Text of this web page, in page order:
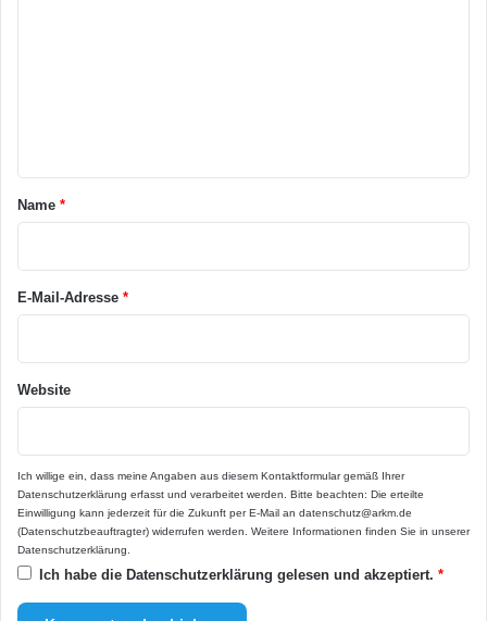
a
*
Name *
E-Mail-Adresse *
Website
Ich willige ein, dass meine Angaben aus diesem Kontaktformular gemäß Ihrer
Datenschutzerklärung erfasst und verarbeitet werden. Bitte beachten: Die erteilte
Einwilligung kann jederzeit für die Zukunft per E-Mail an datenschutz@arkm.de
(Datenschutzbeauftragter) widerrufen werden. Weitere Informationen finden Sie in unserer
Datenschutzerklärung
Ich habe die Datenschutzerklärung gelesen und akzeptiert. *